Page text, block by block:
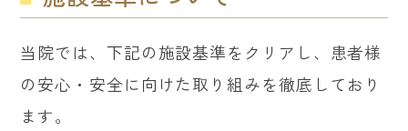
当院では、下記の施設基準をクリアし、患者様
の安心・安全に向けた取り組みを徹底しており
ます。